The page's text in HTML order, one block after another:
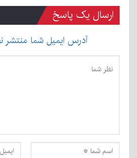
ارسال یک پاسخ
آدرس ایمیل شما منتشر